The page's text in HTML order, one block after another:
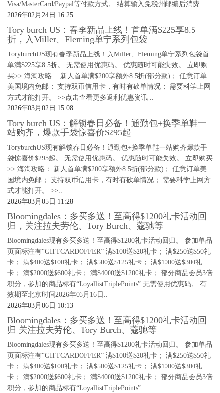
Visa/MasterCard/Paypal等付款方式。 结算输入免税州邮编后消费..
2026年02月24日 16:25
Tory burch US：春季新品上线！首单满$225享8.5
折，入Miller、Fleming单宁系列包袋
ToryburchUS现有春季新品上线！入Miller、Fleming单宁系列包袋首
单满$225享8.5折。 无需使用优惠码。 优惠随时可能失效。 立即购
买>> 海淘攻略： 新人首单满$200享额外8.5折(部分款)； 任意订单
美国境内免邮； 支持双币信用卡，有时有砍单情况； 需要科学上网
方式才能打开。 >>点击查看更多返利优惠资讯 ..
2026年03月02日 15:08
Tory burch US：解锁春日必备！通勤包+换季单鞋一
站购齐，爆款手袋惊喜价$295起
ToryburchUS现有解锁春日必备！通勤包+换季单鞋一站购齐爆款手
袋惊喜价$295起。 无需使用优惠码。 优惠随时可能失效。 立即购买
>> 海淘攻略： 新人首单满$200享额外8.5折(部分款)； 任意订单美
国境内免邮； 支持双币信用卡，有时有砍单情况； 需要科学上网方
式才能打开。 >>..
2026年03月05日 11:28
Bloomingdales：多买多送！至高得$1200礼卡活动回
归，关注拉夫劳伦、Tory Burch、蔻驰等
Bloomingdales现有多买多送！至高得$1200礼卡活动回归。 参加单品
页面标注有“GIFTCARDOFFER” 满$100送$20礼卡； 满$250送$50礼
卡； 满$400送$100礼卡； 满$500送$125礼卡； 满$1000送$300礼
卡； 满$2000送$600礼卡； 满$4000送$1200礼卡； 部分商品会员3倍
积分，参加的商品标有“LoyallistTriplePoints” 无需使用优惠码。 有
效期至北京时间2026年03月16日..
2026年03月06日 10:13
Bloomingdales：多买多送！至高得$1200礼卡活动回
归 关注拉夫劳伦、Tory Burch、蔻驰等
Bloomingdales现有多买多送！至高得$1200礼卡活动回归。 参加单品
页面标注有“GIFTCARDOFFER” 满$100送$20礼卡； 满$250送$50礼
卡； 满$400送$100礼卡； 满$500送$125礼卡； 满$1000送$300礼
卡； 满$2000送$600礼卡； 满$4000送$1200礼卡； 部分商品会员3倍
积分，参加的商品标有“LoyallistTriplePoints” ..